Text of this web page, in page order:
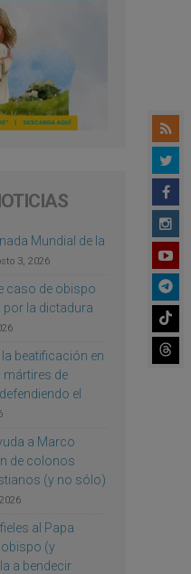
Mundial de la
3, 2026
caso de obispo
la dictadura
beatificación en
mártires de
el
a Marco
de colonos
(y no sólo)
al Papa
(y
a bendecir